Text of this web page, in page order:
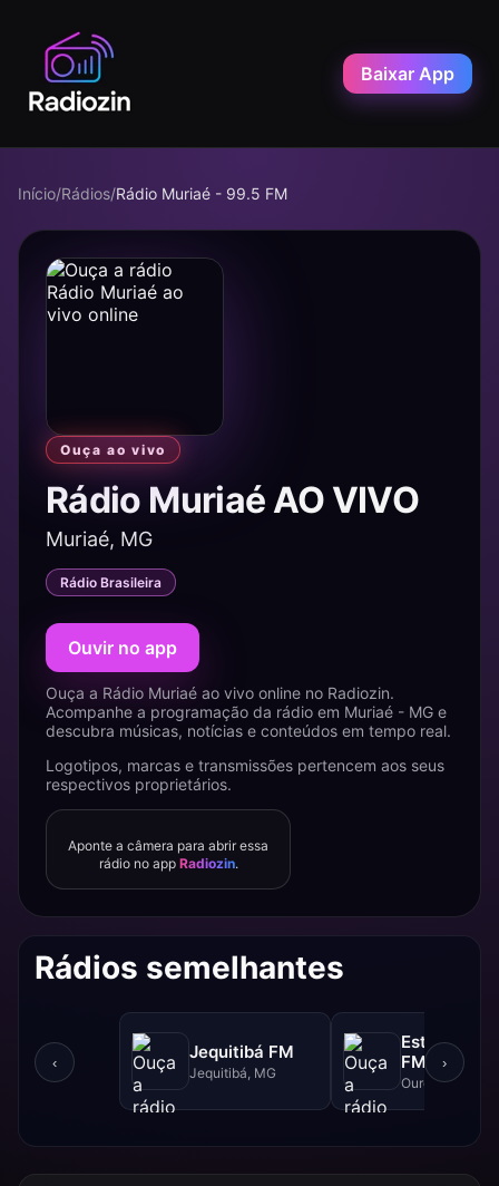
Baixar App
Início/Rádios/Rádio Muriaé - 99.5 FM
Ouça ao vivo
Rádio Muriaé AO VIVO
Muriaé, MG
Rádio Brasileira
Ouvir no app
Ouça a Rádio Muriaé ao vivo online no Radiozin.
Acompanhe a programação da rádio em Muriaé - MG e
descubra músicas, notícias e conteúdos em tempo real.
Logotipos, marcas e transmissões pertencem aos seus
respectivos proprietários.
Aponte a câmera para abrir essa
rádio no app Radiozin.
Rádios semelhantes
‹
Jequitibá FM
Jequitibá, MG
Estrada
FM - 102.5
Ouro Branco,
›